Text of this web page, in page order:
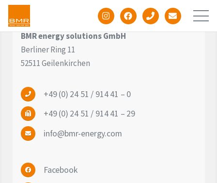
Unternehmen
Windenergie
Photovoltaik
BMR energy solutions GmbH
Berliner Ring 11
52511 Geilenkirchen
+49 (0) 24 51 / 914 41 – 0
+49 (0) 24 51 / 914 41 – 29
info@bmr-energy.com
Facebook